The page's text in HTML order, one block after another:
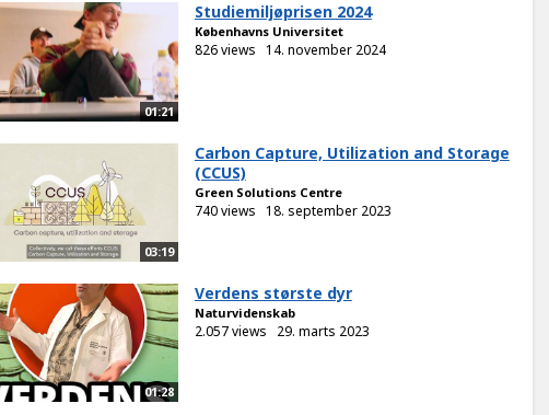
01:21
Studiemiljøprisen 2024
Københavns Universitet
826 views 14. november 2024
03:19
Carbon Capture, Utilization and Storage
(CCUS)
Green Solutions Centre
740 views 18. september 2023
01:28
Verdens største dyr
Naturvidenskab
2.057 views 29. marts 2023